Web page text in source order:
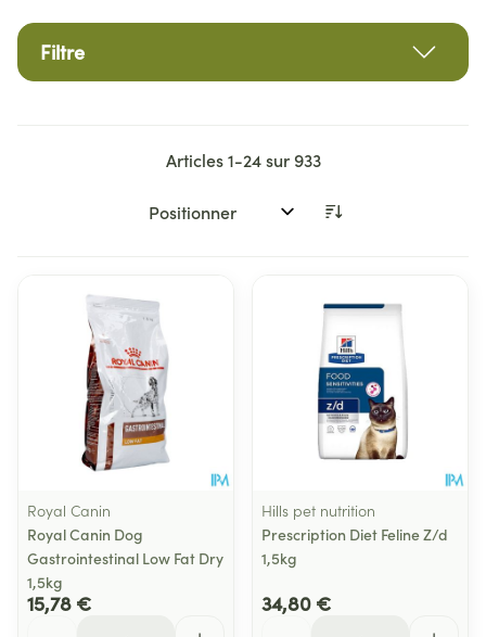
Filtre
Articles1-24sur933
Trier par:
Royal Canin
Royal Canin Dog
Gastrointestinal Low Fat Dry
1,5kg
15,78 €
Hills pet nutrition
Prescription Diet Feline Z/d
1,5kg
34,80 €